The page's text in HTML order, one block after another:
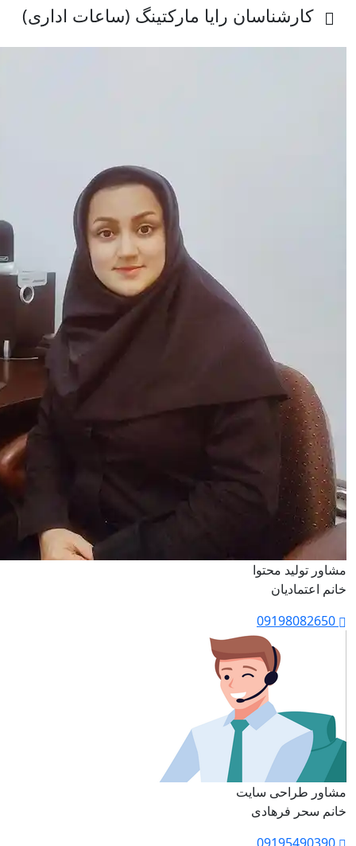
کارشناسان رایا مارکتینگ (ساعات اداری)
مشاور تولید محتوا
خانم اعتمادیان
مشاور طراحی سایت
خانم سحر فرهادی